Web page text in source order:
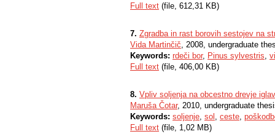
Full text (file, 612,31 KB)
7. Zgradba in rast borovih sestojev na
Vida Martinčič, 2008, undergraduate
Keywords: rdeči bor, Pinus sylvestris,
Full text (file, 406,00 KB)
8. Vpliv soljenja na obcestno drevje
Maruša Čotar, 2010, undergraduate
Keywords: soljenje, sol , ceste,
Full text (file, 1,02 MB)